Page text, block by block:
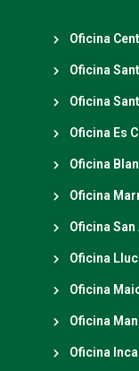
Oficina
Oficina
Oficina
Oficina Es
Oficina
Oficina
Oficina
Oficina
Oficina
Oficina
Oficina